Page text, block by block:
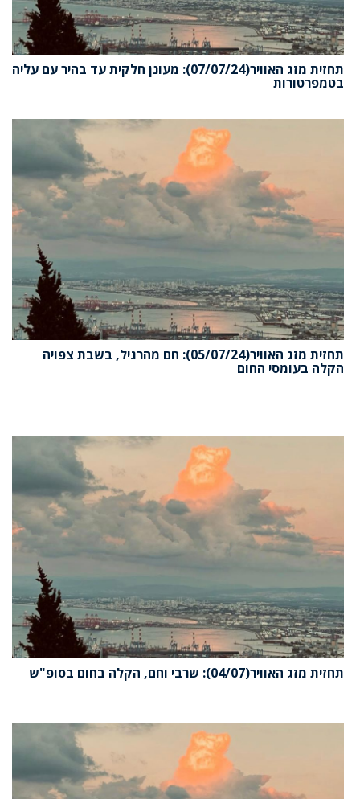
תחזית מזג האוויר(07/07/24): מעונן חלקית עד בהיר עם עליה
תחזית מזג האוויר(05/07/24): חם מהרגיל, בשבת צפויה
בעומסי החום
מזג האוויר(04/07): שרבי וחם, הקלה בחום בסופ"ש